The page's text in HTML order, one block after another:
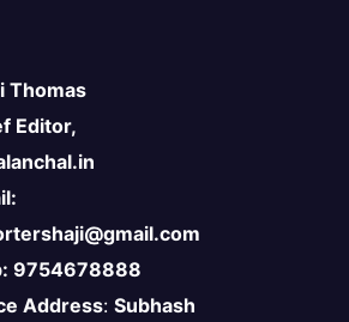
Thomas
Editor,
9754678888
Address: Subhash